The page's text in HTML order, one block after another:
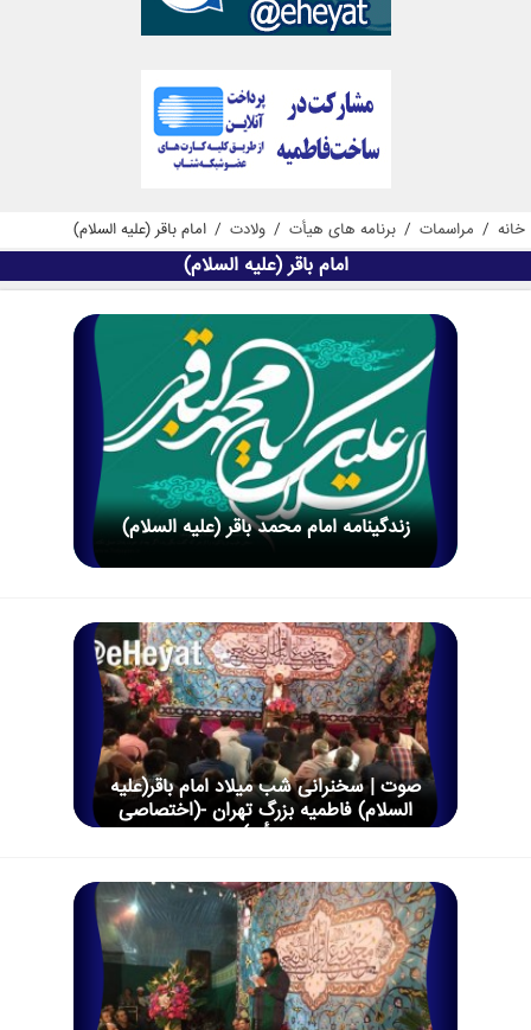
خانه / مراسمات / برنامه های هیأت / ولادت / امام باقر (علیه السلام)
امام باقر (علیه السلام)
زندگینامه امام محمد باقر (علیه السلام)
صوت | سخنرانی شب میلاد امام باقر(علیه
السلام) فاطمیه بزرگ تهران -(اختصاصی
هیأت)